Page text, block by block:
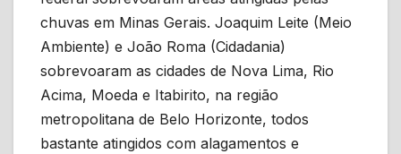
chuvas em Minas Gerais. Joaquim Leite (Meio
Ambiente) e João Roma (Cidadania)
sobrevoaram as cidades de Nova Lima, Rio
Acima, Moeda e Itabirito, na região
metropolitana de Belo Horizonte, todos
bastante atingidos com alagamentos e